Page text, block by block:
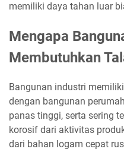
memiliki daya tahan luar
Mengapa
Membutuhkan
Bangunan industri
dengan bangunan
panas tinggi, serta sering
korosif dari aktivitas
dari bahan logam cepat